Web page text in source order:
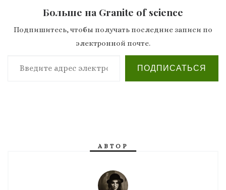
Больше на Granite of science
Подпишитесь, чтобы получать последние записи по
электронной почте.
Введите адрес электронной почты…
ПОДПИСАТЬСЯ
АВТОР